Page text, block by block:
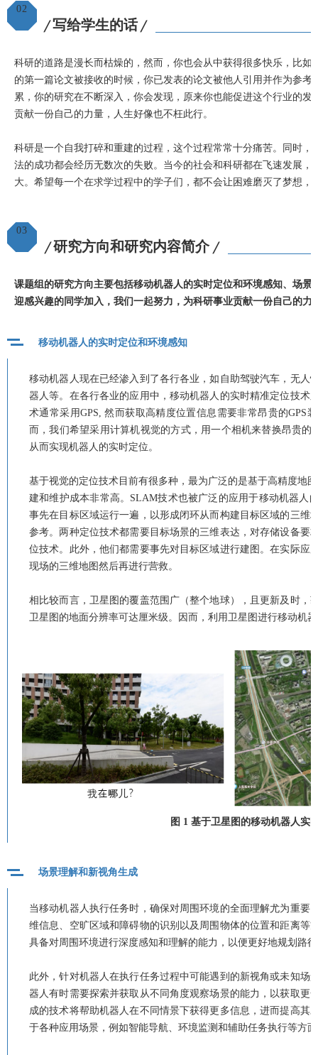
02
╱写给学生的话 ╱
科研的道路是漫长而枯燥的，然而，你也会从中获得很多快乐，比如
的第一篇论文被接收的时候，你已发表的论文被他人引用并作为参考
累，你的研究在不断深入，你会发现，原来你也能促进这个行业的
贡献一份自己的力量，人生好像也不枉此行。
科研是一个自我打碎和重建的过程，这个过程常常十分痛苦。同时，
法的成功都会经历无数次的失败。当今的社会和科研都在飞速发展，
大。希望每一个在求学过程中的学子们，都不会让困难磨灭了梦想，
03
╱ 研究方向和研究内容简介 ╱
课题组的研究方向主要包括移动机器人的实时定位和环境感知、场景
迎感兴趣的同学加入，我们一起努力，为科研事业贡献一份自己的力
移动机器人的实时定位和环境感知
移动机器人现在已经渗入到了各行各业，如自助驾驶汽车，无人
器人等。在各行各业的应用中，移动机器人的实时精准定位技术
术通常采用GPS, 然而获取高精度位置信息需要非常昂贵的GPS
而，我们希望采用计算机视觉的方式，用一个相机来替换昂贵的
从而实现机器人的实时定位。
基于视觉的定位技术目前有很多种，最为广泛的是基于高精度地
建和维护成本非常高。SLAM技术也被广泛的应用于移动机器人
事先在目标区域运行一遍，以形成闭环从而构建目标区域的三维
参考。两种定位技术都需要目标场景的三维表达，对存储设备要
位技术。此外，他们都需要事先对目标区域进行建图。在实际应
现场的三维地图然后再进行营救。
相比较而言，卫星图的覆盖范围广（整个地球），且更新及时，
卫星图的地面分辨率可达厘米级。因而，利用卫星图进行移动机
图 1 基于卫星图的移动机器人实
场景理解和新视角生成
当移动机器人执行任务时，确保对周围环境的全面理解尤为重要
维信息、空旷区域和障碍物的识别以及周围物体的位置和距离等
具备对周围环境进行深度感知和理解的能力，以便更好地规划路
此外，针对机器人在执行任务过程中可能遇到的新视角或未知场
器人有时需要探索并获取从不同角度观察场景的能力，以获取更
成的技术将帮助机器人在不同情景下获得更多信息，进而提高其
于各种应用场景，例如智能导航、环境监测和辅助任务执行等方